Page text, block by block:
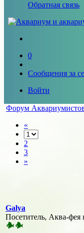
Обратная связь
0
Сообщения за
Войти
Форум
«
2
3
»
Galya
Посетитель, Аква-фея